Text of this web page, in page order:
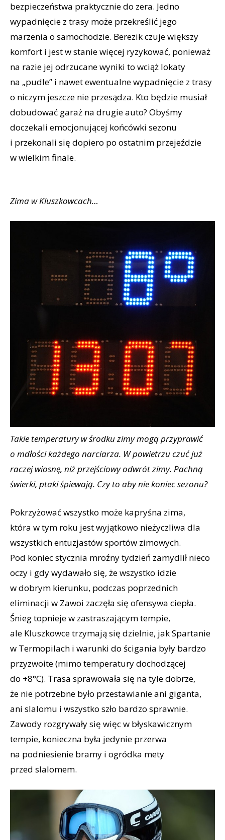
bezpieczeństwa praktycznie do zera. Jedno
wypadnięcie z trasy może przekreślić jego
marzenia o samochodzie. Berezik czuje większy
komfort i jest w stanie więcej ryzykować, ponieważ
na razie jej odrzucane wyniki to wciąż lokaty
na „pudle” i nawet ewentualne wypadnięcie z trasy
o niczym jeszcze nie przesądza. Kto będzie musiał
dobudować garaż na drugie auto? Obyśmy
doczekali emocjonującej końcówki sezonu
i przekonali się dopiero po ostatnim przejeździe
w wielkim finale.
Zima w Kluszkowcach…
Takie temperatury w środku zimy mogą przyprawić
o mdłości każdego narciarza. W powietrzu czuć już
raczej wiosnę, niż przejściowy odwrót zimy. Pachną
świerki, ptaki śpiewają. Czy to aby nie koniec sezonu?
Pokrzyżować wszystko może kapryśna zima,
która w tym roku jest wyjątkowo nieżyczliwa dla
wszystkich entuzjastów sportów zimowych.
Pod koniec stycznia mroźny tydzień zamydlił nieco
oczy i gdy wydawało się, że wszystko idzie
w dobrym kierunku, podczas poprzednich
eliminacji w Zawoi zaczęła się ofensywa ciepła.
Śnieg topnieje w zastraszającym tempie,
ale Kluszkowce trzymają się dzielnie, jak Spartanie
w Termopilach i warunki do ścigania były bardzo
przyzwoite (mimo temperatury dochodzącej
do +8°C). Trasa sprawowała się na tyle dobrze,
że nie potrzebne było przestawianie ani giganta,
ani slalomu i wszystko szło bardzo sprawnie.
Zawody rozgrywały się więc w błyskawicznym
tempie, konieczna była jedynie przerwa
na podniesienie bramy i ogródka mety
przed slalomem.